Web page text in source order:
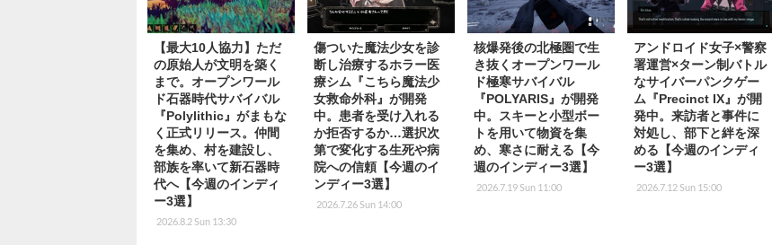
【最大10人協力】ただ
の原始人が文明を築く
まで。オープンワール
ド石器時代サバイバル
『Polylithic』がまもな
く正式リリース。仲間
を集め、村を建設し、
部族を率いて新石器時
代へ【今週のインディ
ー3選】
2026.8.2 Sun 13:30
傷ついた魔法少女を診
断し治療するホラー医
療シム『こちら魔法少
女救命外科』が開発
中。患者を受け入れる
か拒否するか…選択次
第で変化する生死や病
院への信頼【今週のイ
ンディー3選】
2026.7.26 Sun 14:00
核爆発後の北極圏で生
き抜くオープンワール
ド極寒サバイバル
『POLYARIS』が開発
中。スキーと小型ボー
トを用いて物資を集
め、寒さに耐える【今
週のインディー3選】
2026.7.19 Sun 11:00
アンドロイド女子×警察
署運営×ターン制バトル
なサイバーパンクゲー
ム『Precinct IX』が開
発中。来訪者と事件に
対処し、部下と絆を深
める【今週のインディ
ー3選】
2026.7.12 Sun 15:00